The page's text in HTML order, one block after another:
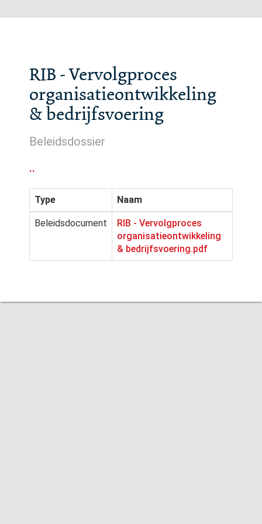
RIB - Vervolgproces
organisatieontwikkeling
& bedrijfsvoering
Beleidsdossier
..
Type Naam
Beleidsdocument
RIB - Vervolgproces
organisatieontwikkeling
& bedrijfsvoering.pdf